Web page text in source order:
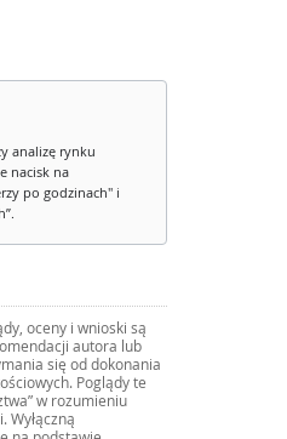
analizę rynku
nacisk na
po godzinach" i
oceny i wnioski są
autora lub
się od dokonania
Poglądy te
w rozumieniu
Wyłączną